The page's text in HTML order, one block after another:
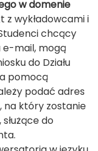
w domenie
z wykładowcami i
chcący
mail, mogą
do Działu
pomocą
podać adres
na który zostanie
do